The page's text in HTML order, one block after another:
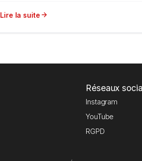
Lire la suite
Réseaux
Instagram
YouTube
RGPD